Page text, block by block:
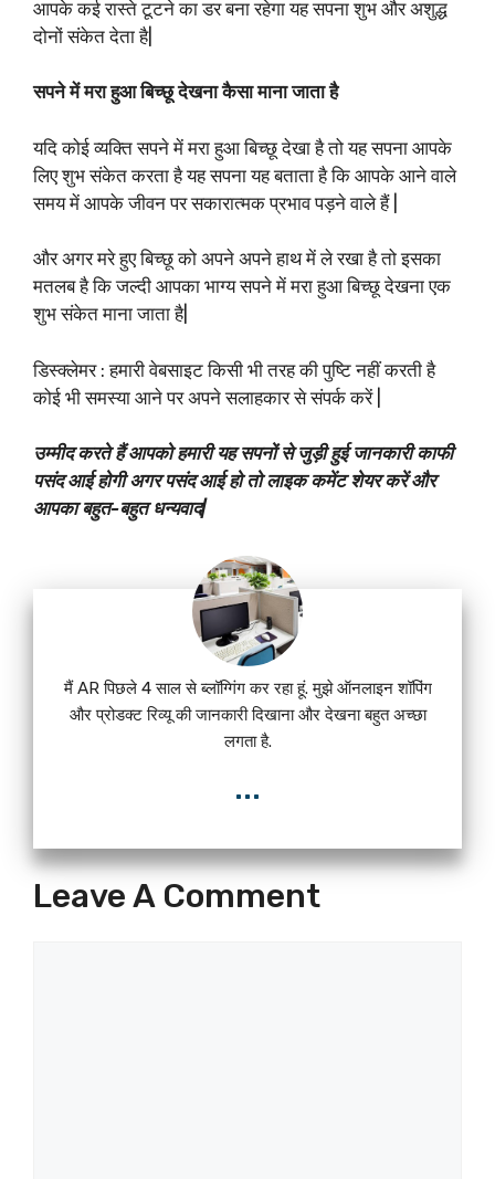
आपके कई रास्ते टूटने का डर बना रहेगा यह सपना शुभ और अशुद्ध
दोनों संकेत देता है|
सपने में मरा हुआ बिच्छू देखना कैसा माना जाता है
यदि कोई व्यक्ति सपने में मरा हुआ बिच्छू देखा है तो यह सपना आपके
लिए शुभ संकेत करता है यह सपना यह बताता है कि आपके आने वाले
समय में आपके जीवन पर सकारात्मक प्रभाव पड़ने वाले हैं |
और अगर मरे हुए बिच्छू को अपने अपने हाथ में ले रखा है तो इसका
मतलब है कि जल्दी आपका भाग्य सपने में मरा हुआ बिच्छू देखना एक
शुभ संकेत माना जाता है|
डिस्क्लेमर : हमारी वेबसाइट किसी भी तरह की पुष्टि नहीं करती है
कोई भी समस्या आने पर अपने सलाहकार से संपर्क करें |
उम्मीद करते हैं आपको हमारी यह सपनों से जुड़ी हुई जानकारी काफी
पसंद आई होगी अगर पसंद आई हो तो लाइक कमेंट शेयर करें और
आपका बहुत-बहुत धन्यवाद|
मैं AR पिछले 4 साल से ब्लॉग्गिंग कर रहा हूं. मुझे ऑनलाइन शॉपिंग
और प्रोडक्ट रिव्यू की जानकारी दिखाना और देखना बहुत अच्छा
लगता है.
...
Leave A Comment